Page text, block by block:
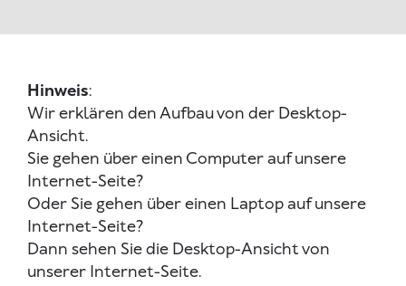
Hinweis:
Wir erklären den Aufbau von der Desktop-
Ansicht.
Sie gehen über einen Computer auf unsere
Internet-Seite?
Oder Sie gehen über einen Laptop auf unsere
Internet-Seite?
Dann sehen Sie die Desktop-Ansicht von
unserer Internet-Seite.